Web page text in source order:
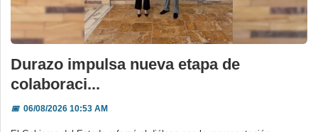
Durazo impulsa nueva etapa de
colaboraci...
📅06/08/2026 10:53 AM